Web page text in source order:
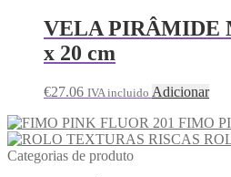
VELA PIRÂMIDE
x 20 cm
€27.06 IVA incluido Adicionar
FIMO
Categorias de produto